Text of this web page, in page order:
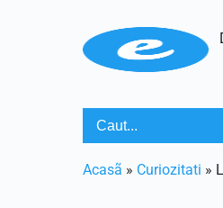
Acasã » Curiozitati »